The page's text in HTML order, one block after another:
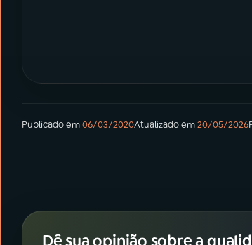
Publicado em06/03/2020Atualizado em20/05/2026